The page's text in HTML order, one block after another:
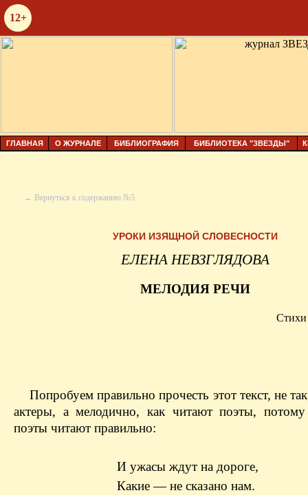
12+
ГЛАВНАЯ О ЖУРНАЛЕ БИБЛИОГРАФИЯ БИБЛИОТЕКА "ЗВЕЗДЫ"
← Вернуться к содержанию №5
УРОКИ ИЗЯЩНОЙ СЛОВЕСНОСТИ
ЕЛЕНА НЕВЗГЛЯДОВА
МЕЛОДИЯ РЕЧИ
Попробуем правильно прочесть этот текст, не
актеры, а мелодично, как читают поэты,
поэты читают правильно:
И ужасы ждут на дороге,
Какие — ​не сказано нам.